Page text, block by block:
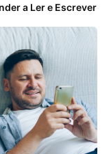
a Ler e Escrever